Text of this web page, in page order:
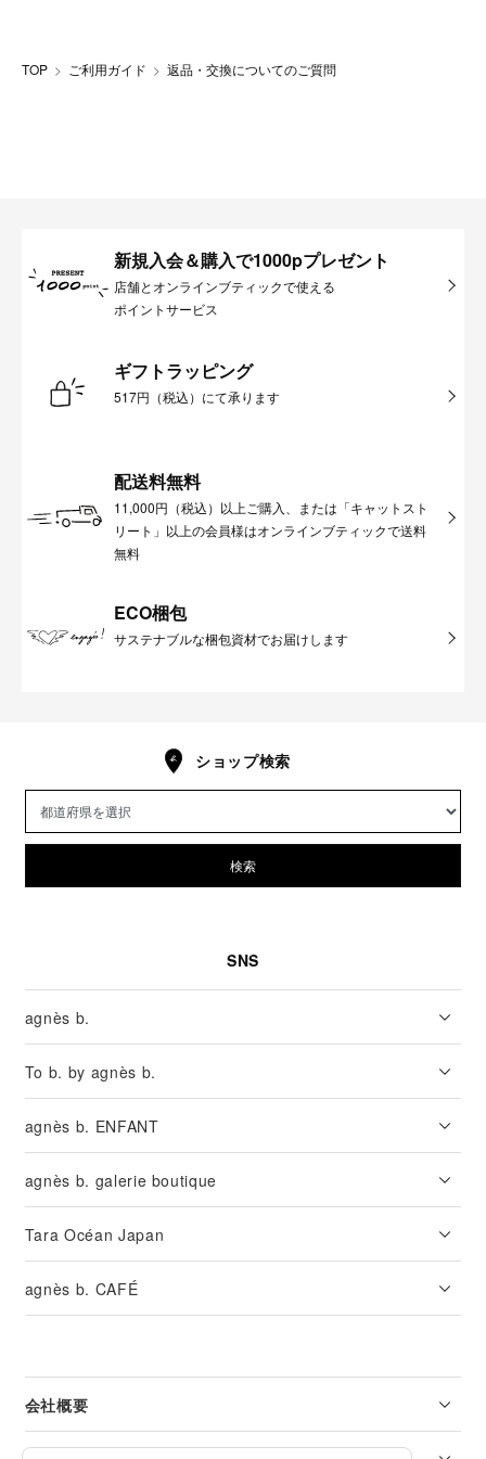
TOP ご利用ガイド 返品・交換についてのご質問
新規入会＆購入で1000pプレゼント
店舗とオンラインブティックで使える
ポイントサービス
ギフトラッピング
517円（税込）にて承ります
配送料無料
11,000円（税込）以上ご購入、または「キャットスト
リート」以上の会員様はオンラインブティックで送料
無料
ECO梱包
サステナブルな梱包資材でお届けします
ショップ検索
検索
SNS
agnès b.
To b. by agnès b.
agnès b. ENFANT
agnès b. galerie boutique
Tara Océan Japan
agnès b. CAFÉ
会社概要